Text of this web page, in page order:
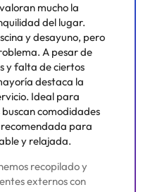
mucho la
del lugar.
y desayuno, pero
A pesar de
y falta de ciertos
destaca la
Ideal para
comodidades
recomendada para
y relajada.
recopilado y
externos con